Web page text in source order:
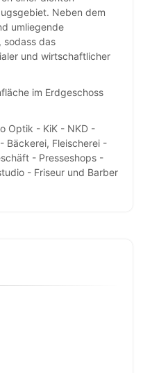
Neben dem
umliegende
sodass das
und wirtschaftlicher
im Erdgeschoss
Optik - KiK - NKD -
Bäckerei, Fleischerei -
- Presseshops -
- Friseur und Barber